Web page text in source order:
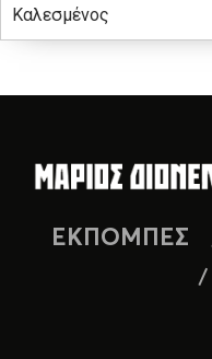
Καλεσμένος
ΕΚΠΟΜΠΕΣ